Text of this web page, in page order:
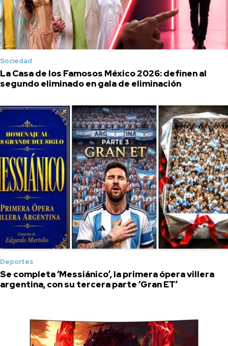
Sociedad
La Casa de los Famosos México 2026: definen al
segundo eliminado en gala de eliminación
Deportes
Se completa ‘Messiánico’, la primera ópera villera
argentina, con su tercera parte ‘Gran ET’